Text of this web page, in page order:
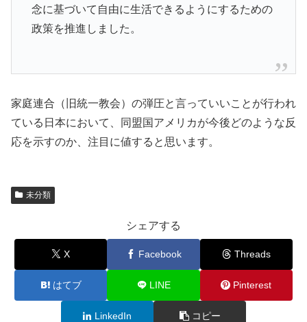
念に基づいて自由に生活できるようにするための
政策を推進しました。
家庭連合（旧統一教会）の弾圧と言っていいことが行われ
ている日本において、同盟国アメリカが今後どのような反
応を示すのか、注目に値すると思います。
未分類
シェアする
X Facebook Threads
はてブ LINE Pinterest
LinkedIn コピー